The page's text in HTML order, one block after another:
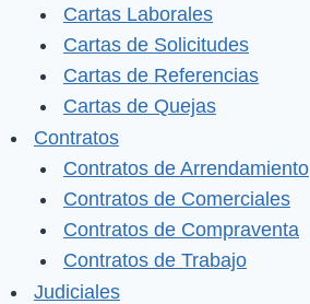
Cartas Laborales
Cartas de Solicitudes
Cartas de Referencias
Cartas de Quejas
Contratos
Contratos de Arrendamiento
Contratos de Comerciales
Contratos de Compraventa
Contratos de Trabajo
Judiciales